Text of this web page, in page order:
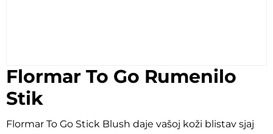
Flormar To Go Rumenilo
Stik
Flormar To Go Stick Blush daje vašoj koži blistav sjaj